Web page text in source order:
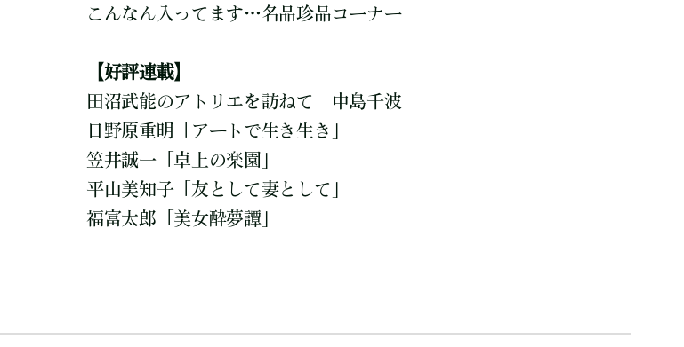
こんなん入ってます…名品珍品コーナー
【好評連載】
田沼武能のアトリエを訪ねて 中島千波
日野原重明「アートで生き生き」
笠井誠一「卓上の楽園」
平山美知子「友として妻として」
福富太郎「美女酔夢譚」